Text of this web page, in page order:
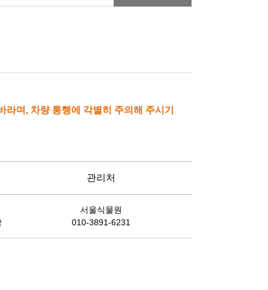
며, 차량 통행에 각별히 주의해 주시기
관리처
서울식물원
010-3891-6231